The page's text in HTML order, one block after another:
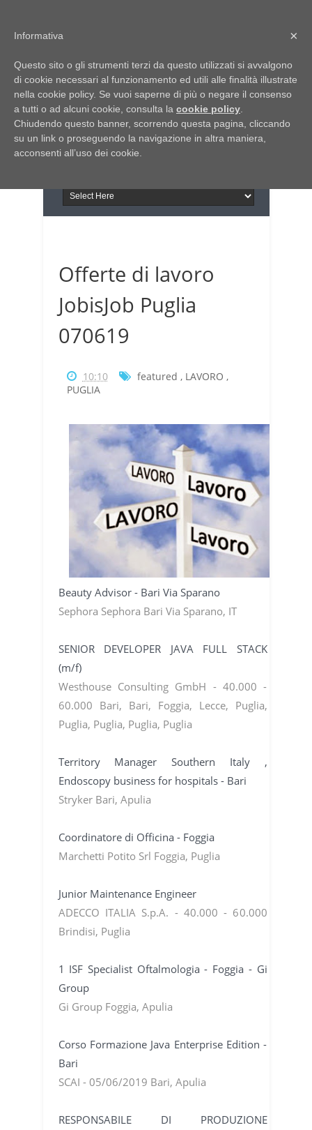
Italia Notizie
Giornale di Basilicata
Giornale di Puglia
INFORMAPUGLIA
Il portale n.1 del lavoro
in Puglia
Offerte di lavoro
JobisJob Puglia
070619
10:10 featured , LAVORO ,
PUGLIA
Beauty Advisor - Bari Via Sparano
Sephora Sephora Bari Via Sparano, IT
SENIOR DEVELOPER JAVA FULL STACK
(m/f)
Westhouse Consulting GmbH - 40.000 -
60.000 Bari, Bari, Foggia, Lecce, Puglia,
Puglia, Puglia, Puglia, Puglia
Territory Manager Southern Italy ,
Endoscopy business for hospitals - Bari
Stryker Bari, Apulia
Coordinatore di Officina - Foggia
Marchetti Potito Srl Foggia, Puglia
Junior Maintenance Engineer
ADECCO ITALIA S.p.A. - 40.000 - 60.000
Brindisi, Puglia
1 ISF Specialist Oftalmologia - Foggia - Gi
Group
Gi Group Foggia, Apulia
Corso Formazione Java Enterprise Edition -
Bari
SCAI - 05/06/2019 Bari, Apulia
RESPONSABILE DI PRODUZIONE
×
Informativa
Questo sito o gli strumenti terzi da questo utilizzati si avvalgono
di cookie necessari al funzionamento ed utili alle finalità illustrate
nella cookie policy. Se vuoi saperne di più o negare il consenso
a tutti o ad alcuni cookie, consulta la cookie policy
Chiudendo questo banner, scorrendo questa pagina, cliccando
su un link o proseguendo la navigazione in altra maniera,
acconsenti all’uso dei cookie.